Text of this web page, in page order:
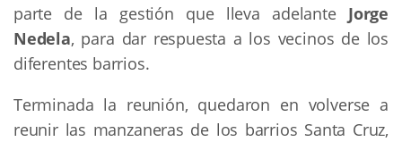
parte de la gestión que lleva adelante Jorge
Nedela, para dar respuesta a los vecinos de los
diferentes barrios.
Terminada la reunión, quedaron en volverse a
reunir las manzaneras de los barrios Santa Cruz,